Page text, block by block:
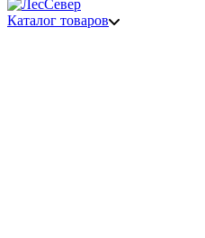
Каталог товаров